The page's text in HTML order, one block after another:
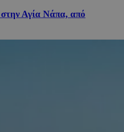
Αγία Νάπα, από